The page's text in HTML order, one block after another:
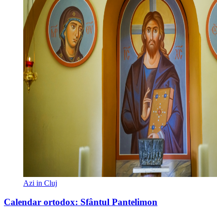
Azi in Cluj
Calendar ortodox: Sfântul Pantelimon